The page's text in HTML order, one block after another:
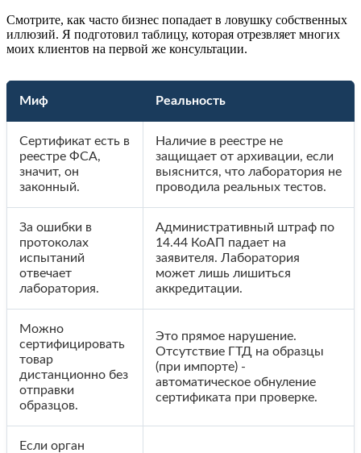
Смотрите, как часто бизнес попадает в ловушку собственных
иллюзий. Я подготовил таблицу, которая отрезвляет многих
моих клиентов на первой же консультации.
Миф Реальность
Сертификат есть в
реестре ФСА,
значит, он
законный.
Наличие в реестре не
защищает от архивации, если
выяснится, что лаборатория не
проводила реальных тестов.
За ошибки в
протоколах
испытаний
отвечает
лаборатория.
Административный штраф по
14.44 КоАП падает на
заявителя. Лаборатория
может лишь лишиться
аккредитации.
Можно
сертифицировать
товар
дистанционно без
отправки
образцов.
Это прямое нарушение.
Отсутствие ГТД на образцы
(при импорте) -
автоматическое обнуление
сертификата при проверке.
Если орган